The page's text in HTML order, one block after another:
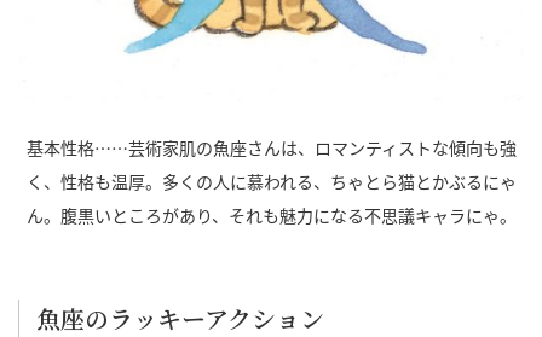
基本性格……芸術家肌の魚座さんは、ロマンティストな傾向も強
く、性格も温厚。多くの人に慕われる、ちゃとら猫とかぶるにゃ
ん。腹黒いところがあり、それも魅力になる不思議キャラにゃ。
魚座のラッキーアクション